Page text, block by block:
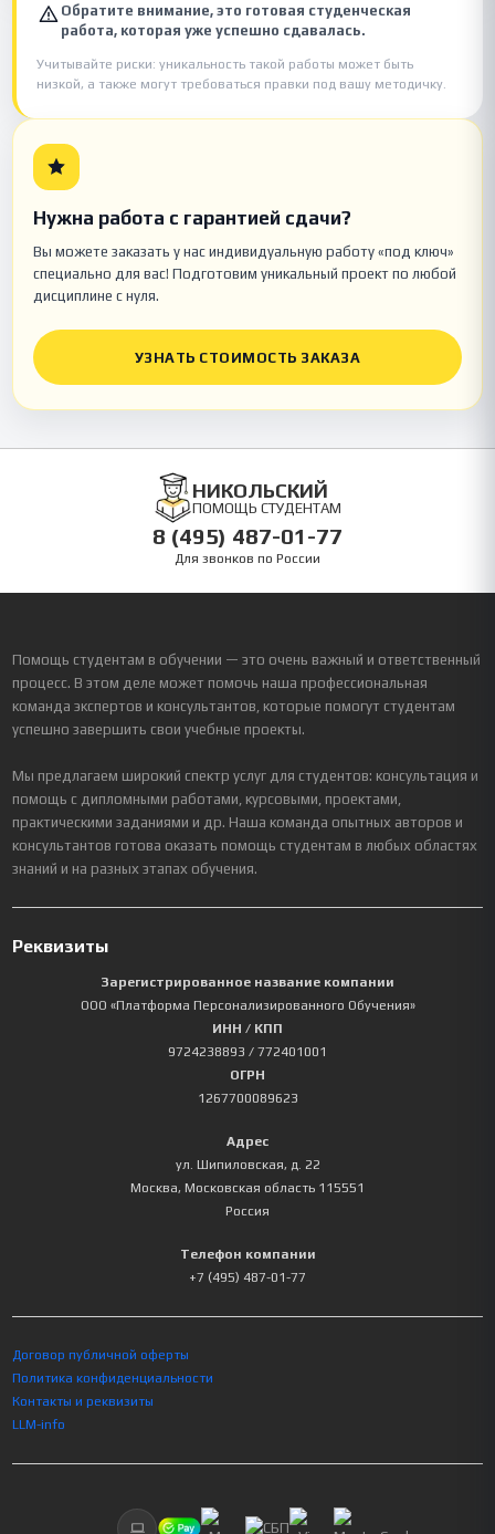
Обратите внимание, это готовая студенческая
работа, которая уже успешно сдавалась.
Учитывайте риски: уникальность такой работы может быть
низкой, а также могут требоваться правки под вашу методичку.
Нужна работа с гарантией сдачи?
Вы можете заказать у нас индивидуальную работу «под ключ»
специально для вас! Подготовим уникальный проект по любой
дисциплине с нуля.
УЗНАТЬ СТОИМОСТЬ ЗАКАЗА
НИКОЛЬСКИЙ
ПОМОЩЬ СТУДЕНТАМ
8 (495) 487-01-77
Для звонков по России
Помощь студентам в обучении — это очень важный и ответственный
процесс. В этом деле может помочь наша профессиональная
команда экспертов и консультантов, которые помогут студентам
успешно завершить свои учебные проекты.
Мы предлагаем широкий спектр услуг для студентов: консультация и
помощь с дипломными работами, курсовыми, проектами,
практическими заданиями и др. Наша команда опытных авторов и
консультантов готова оказать помощь студентам в любых областях
знаний и на разных этапах обучения.
Реквизиты
Зарегистрированное название компании
ООО «Платформа Персонализированного Обучения»
ИНН / КПП
9724238893 / 772401001
ОГРН
1267700089623
Адрес
ул. Шипиловская, д. 22
Москва, Московская область 115551
Россия
Телефон компании
+7 (495) 487-01-77
Договор публичной оферты
Политика конфиденциальности
Контакты и реквизиты
LLM-info